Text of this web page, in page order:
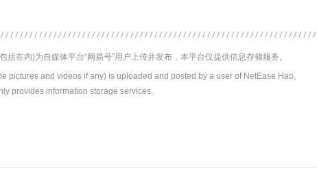
在内)为自媒体平台“网易号”用户上传并发布，本平台仅提供信息存储服务。
pictures and videos if any) is uploaded and posted by a user of NetEase Hao,
provides information storage services.